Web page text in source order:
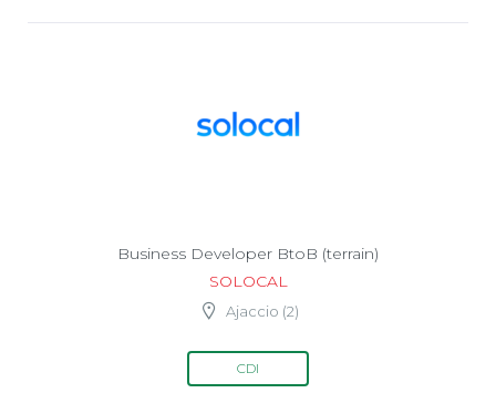
Business Developer BtoB (terrain)
SOLOCAL
Ajaccio (2)
CDI